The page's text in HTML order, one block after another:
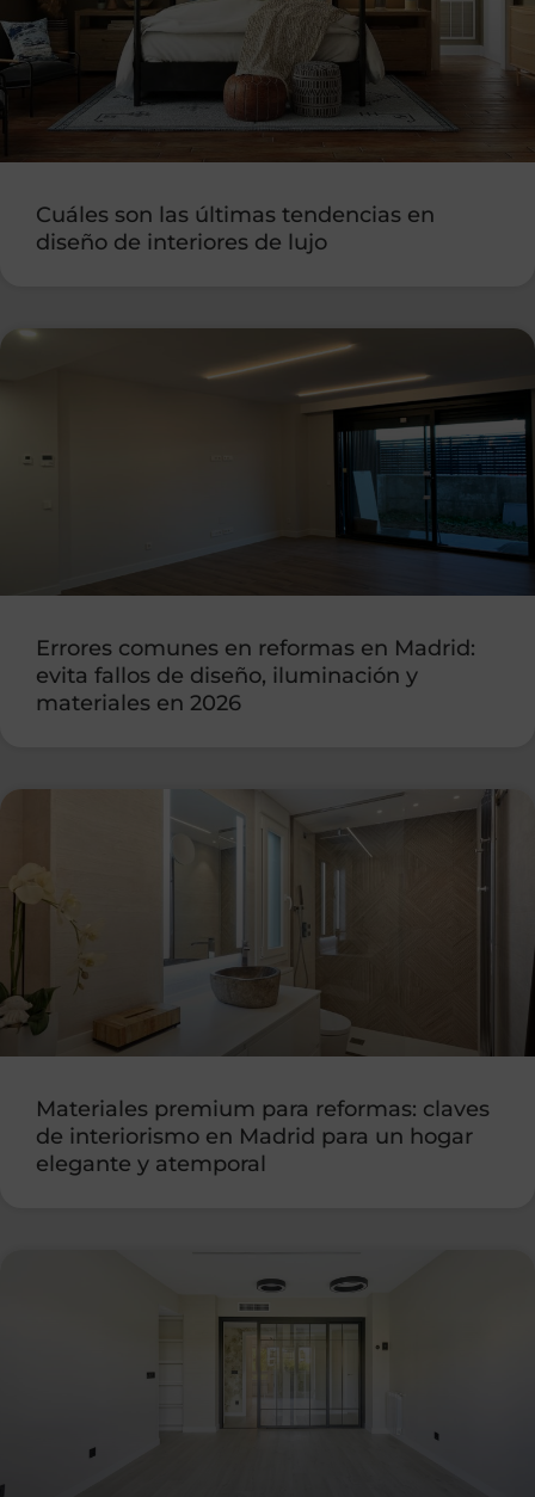
Cuáles son las últimas tendencias en
diseño de interiores de lujo
Errores comunes en reformas en Madrid:
evita fallos de diseño, iluminación y
materiales en 2026
Materiales premium para reformas: claves
de interiorismo en Madrid para un hogar
elegante y atemporal